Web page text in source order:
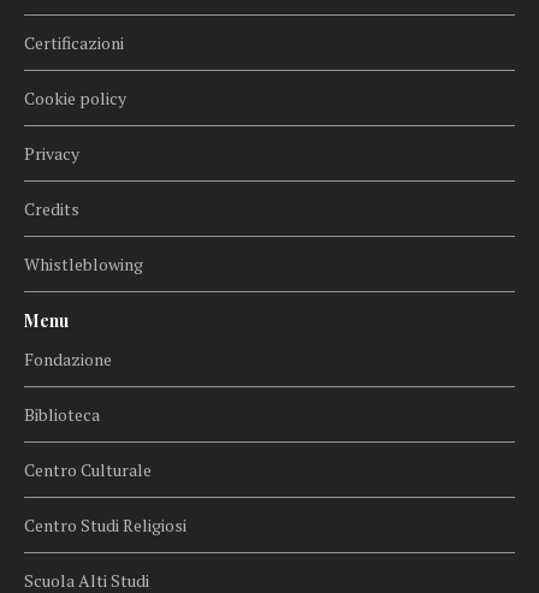
Certificazioni
Cookie policy
Privacy
Credits
Whistleblowing
Menu
Fondazione
Biblioteca
Centro Culturale
Centro Studi Religiosi
Scuola Alti Studi